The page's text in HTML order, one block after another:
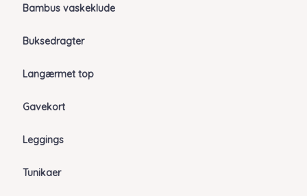
Bambus vaskeklude
Buksedragter
Langærmet top
Gavekort
Leggings
Tunikaer